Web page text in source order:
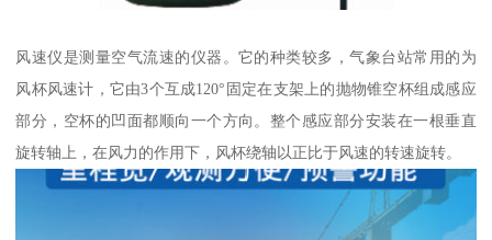
风速仪是测量空气流速的仪器。它的种类较多，气象台站常用的为
风杯风速计，它由3个互成120°固定在支架上的抛物锥空杯组成感应
部分，空杯的凹面都顺向一个方向。整个感应部分安装在一根垂直
旋转轴上，在风力的作用下，风杯绕轴以正比于风速的转速旋转。